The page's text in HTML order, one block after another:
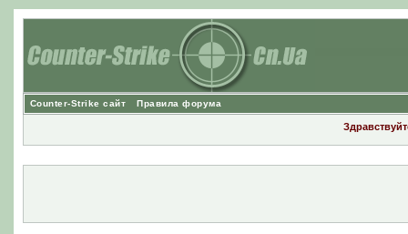
Counter-Strike сайт Правила форума